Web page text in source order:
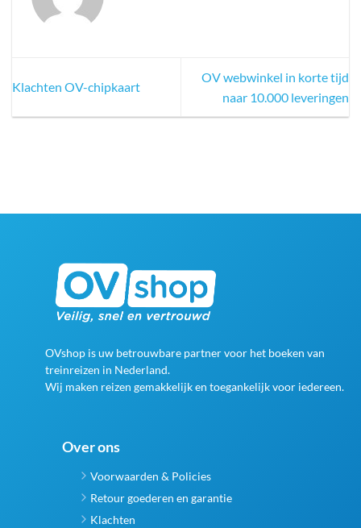
Klachten OV-chipkaart
OV webwinkel in korte tijd
naar 10.000 leveringen
OVshop is uw betrouwbare partner voor het boeken van
treinreizen in Nederland.
Wij maken reizen gemakkelijk en toegankelijk voor iedereen.
Over ons
Voorwaarden & Policies
Retour goederen en garantie
Klachten